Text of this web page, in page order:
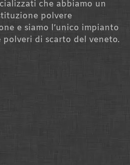
che abbiamo un
polvere
e siamo l’unico impianto
di scarto del veneto.